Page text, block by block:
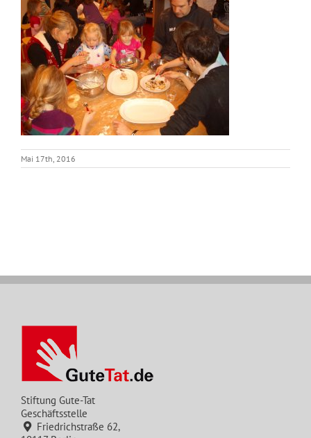
Mai 17th, 2016
Stiftung Gute-Tat
Geschäftsstelle
Friedrichstraße 62,